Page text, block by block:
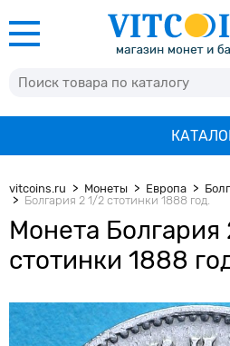
vitcoins.ru Монеты Европа
Болгария 2 1/2 стотинки 1888 год.
Монета Болгария
стотинки 1888